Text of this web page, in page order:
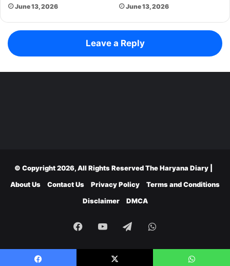
June 13, 2026 June 13, 2026
Leave a Reply
© Copyright 2026, All Rights ReservedThe Haryana Diary
About Us
Contact Us Privacy Policy
Terms and Conditions
Disclaimer
DMCA
Facebook
YouTubeTelegramWhatsApp